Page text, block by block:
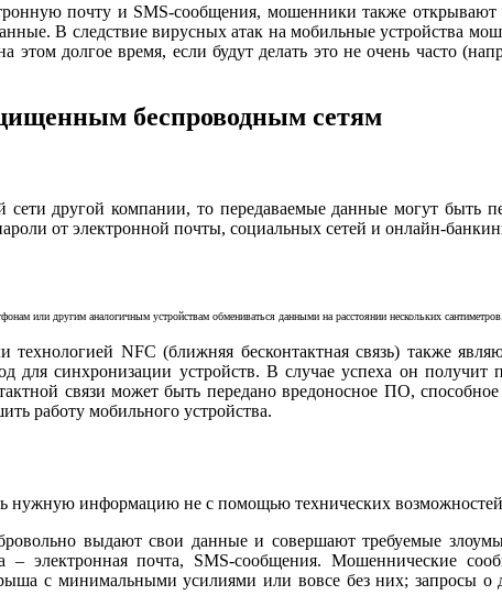
почту и SMS-сообщения, мошенники также
В следствие вирусных атак на мобильные устройства
этом долгое время, если будут делать это не очень часто
беспроводным сетям
сети другой компании, то передаваемые данные могут быть
от электронной почты, социальных сетей и онлайн-
или другим аналогичным устройствам обмениваться данными на расстоянии нескольких сантиметров.
NFC (ближняя бесконтактная связь) также
для синхронизации устройств. В случае успеха он
связи может быть передано вредоносное ПО,
работу мобильного устройства.
нужную информацию не с помощью технических
выдают свои данные и совершают требуемые
– электронная почта, SMS-сообщения. Мошеннические
с минимальными усилиями или вовсе без них; запросы о